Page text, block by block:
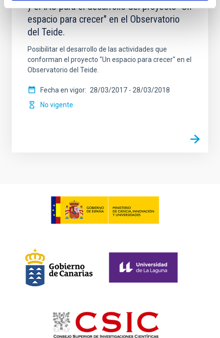
y el IAC para el desarrollo del proyecto "Un
espacio para crecer" en el Observatorio
del Teide.
Posibilitar el desarrollo de las actividades que
conforman el proyecto "Un espacio para crecer" en el
Observatorio del Teide.
Fecha en vigor 28/03/2017 - 28/03/2018
No vigente